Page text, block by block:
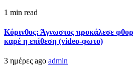
1 min read
Κόρινθος: Άγνωστος προκάλεσε
καρέ η επίθεση (video-φωτο)
3 ημέρες ago admin